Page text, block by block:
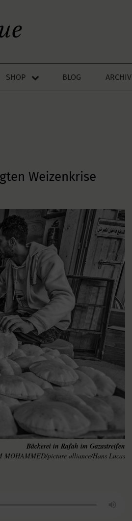
SHOP BLOG ARCHIV
Weizenkrise
Bäckerei in Rafah im Gazastreifen
MOHAMMED/picture alliance/Hans Lucas